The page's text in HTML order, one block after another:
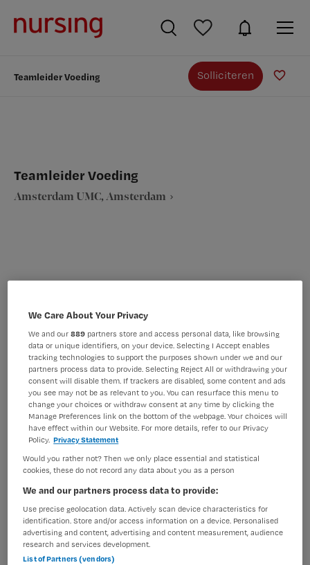
Teamleider Voeding Solliciteren
Teamleider Voeding
Amsterdam UMC, Amsterdam
Ziekenhuis Tijdelijk met uitzicht op vast
PLAATSINGSDATUM
29 juli 2025
NIVEAU
HBO
ERVARING
Ervaren
DIENSTVERBAND
Niet nader bepaald
Vacature niet beschikbaar
Deze vacature Teamleider Voeding bij Amsterdam UMC
is niet meer actueel. Hieronder staan enkele
vergelijkbare vacatures die voor u wellicht interessant
zijn.
We Care About Your Privacy
We and our889 partners store and access personal data, like browsing
data or unique identifiers, on your device. Selecting I Accept enables
tracking technologies to support the purposes shown under we and our
partners process data to provide. Selecting Reject All or withdrawing your
consent will disable them. If trackers are disabled, some content and ads
you see may not be as relevant to you. You can resurface this menu to
change your choices or withdraw consent at any time by clicking the
Manage Preferences link on the bottom of the webpage. Your choices will
have effect within our Website. For more details, refer to our Privacy
Policy. Privacy Statement
Would you rather not? Then we only place essential and statistical
cookies, these do not record any data about you as a person
We and our partners process data to provide:
Use precise geolocation data. Actively scan device characteristics for
identification. Store and/or access information on a device. Personalised
advertising and content, advertising and content measurement, audience
research and services development.
List of Partners (vendors)